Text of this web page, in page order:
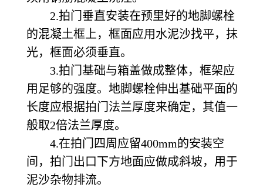
2.拍门垂直安装在预里好的地脚螺栓
的混凝土框上，框面应用水泥沙找平，抹
光，框面必须垂直。
3.拍门基础与箱盖做成整体，框架应
用足够的强度。地脚螺栓伸出基础平面的
长度应根据拍门法兰厚度来确定，其值一
般取2倍法兰厚度。
4.在拍门四周应留400mm的安装空
间，拍门出口下方地面应做成斜坡，用于
泥沙杂物排流。